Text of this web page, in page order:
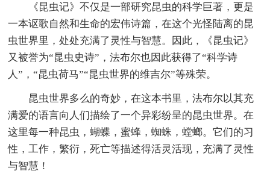
《昆虫记》不仅是一部研究昆虫的科学巨著，更是
一本讴歌自然和生命的宏伟诗篇，在这个光怪陆离的昆
虫世界里，处处充满了灵性与智慧。因此，《昆虫记》
又被誉为“昆虫史诗”，法布尔也因此获得了“科学诗
人”，“昆虫荷马”“昆虫世界的维吉尔”等殊荣。
昆虫世界多么的奇妙，在这本书里，法布尔以其充
满爱的语言向人们描绘了一个异彩纷呈的昆虫世界。在
这里每一种昆虫，蝴蝶，蜜蜂，蜘蛛，螳螂。它们的习
性，工作，繁衍，死亡等描述得活灵活现，充满了灵性
与智慧！